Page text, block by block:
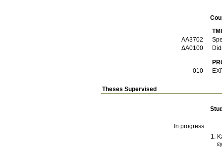
ΑΑ3702
ΔΑ0100
010
Theses Supervised
In progress